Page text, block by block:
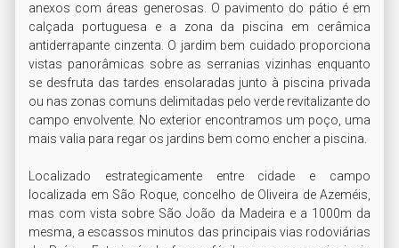
anexos com áreas generosas. O pavimento do pátio é em
calçada portuguesa e a zona da piscina em cerâmica
antiderrapante cinzenta. O jardim bem cuidado proporciona
vistas panorâmicas sobre as serranias vizinhas enquanto
se desfruta das tardes ensolaradas junto à piscina privada
ou nas zonas comuns delimitadas pelo verde revitalizante do
campo envolvente. No exterior encontramos um poço, uma
mais valia para regar os jardins bem como encher a piscina.
Localizado estrategicamente entre cidade e campo
localizada em São Roque, concelho de Oliveira de Azeméis,
mas com vista sobre São João da Madeira e a 1000m da
mesma, a escassos minutos das principais vias rodoviárias